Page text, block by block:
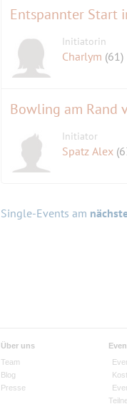
Entspannter Start
Initiatorin
Charlym (61)
Bowling am Rand
Initiator
Spatz Alex
Single-Events am
Über uns
Team
Blog
Presse